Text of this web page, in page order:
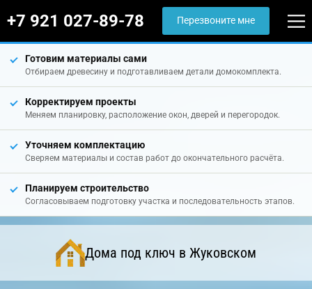
+7 921 027-89-78 Перезвоните мне
Готовим материалы сами
Отбираем древесину и подготавливаем детали домокомплекта.
Корректируем проекты
Меняем планировку, расположение окон, дверей и перегородок.
Уточняем комплектацию
Сверяем материалы и состав работ до окончательного расчёта.
Планируем строительство
Согласовываем подготовку участка и последовательность этапов.
Дома под ключ в Жуковском